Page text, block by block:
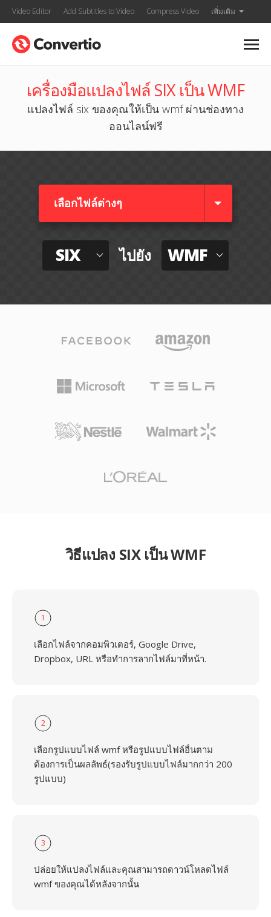
Video Editor Add Subtitles to Video Compress Video เพิ่มเติม
เครื่องมือแปลงไฟล์ SIX เป็น WMF
แปลงไฟล์ six ของคุณให้เป็น wmf ผ่านช่องทาง
ออนไลน์ฟรี
เลือกไฟล์ต่างๆ​
SIX ไปยัง WMF
วิธีแปลง SIX เป็น WMF
1
เลือกไฟล์จากคอมพิวเตอร์, Google Drive,
Dropbox, URL หรือทำการลากไฟล์มาที่หน้า.
2
เลือกรูปแบบไฟล์ wmf หรือรูปแบบไฟล์อื่นตาม
ต้องการเป็นผลลัพธ์(รองรับรูปแบบไฟล์มากกว่า 200
รูปแบบ)
3
ปล่อยให้แปลงไฟล์และคุณสามารถดาวน์โหลดไฟล์
wmf ของคุณได้หลังจากนั้น